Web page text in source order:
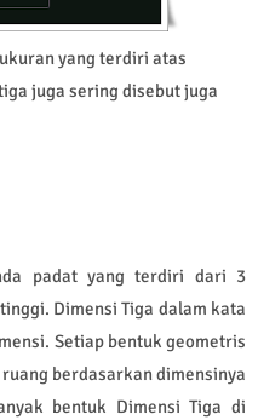
yang terdiri atas
juga sering disebut juga
padat yang terdiri dari 3
Dimensi Tiga dalam kata
Setiap bentuk geometris
berdasarkan dimensinya
bentuk Dimensi Tiga di